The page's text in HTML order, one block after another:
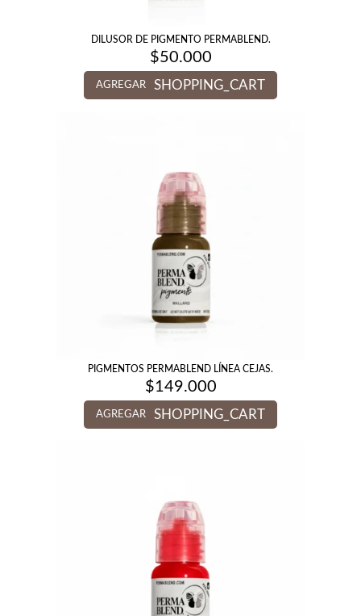
DILUSOR DE PIGMENTO PERMABLEND.
$50.000
AGREGAR SHOPPING_CART
PIGMENTOS PERMABLEND LÍNEA CEJAS.
$149.000
AGREGAR SHOPPING_CART